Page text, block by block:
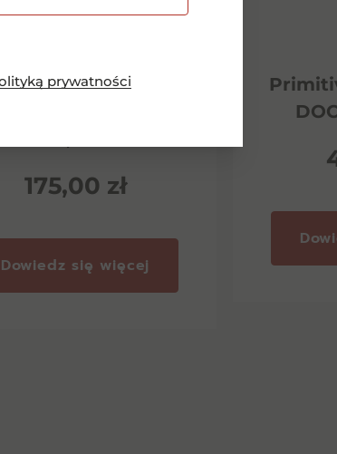
prywatności
Classico Riserva
175,00 zł
Dowiedz się więcej